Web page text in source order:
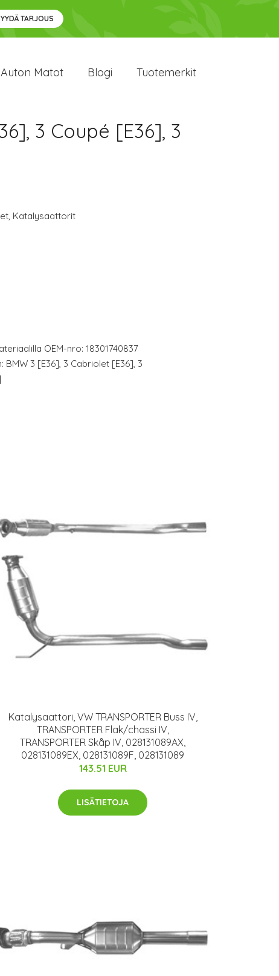
TARJOUS
Auton Matot Blogi Tuotemerkit
3 Coupé [E36], 3
, Katalysaattorit
OEM-nro: 18301740837
BMW 3 [E36], 3 Cabriolet [E36], 3
Katalysaattori, VW TRANSPORTER Buss IV,
TRANSPORTER Flak/chassi IV,
TRANSPORTER Skåp IV, 028131089AX,
028131089EX, 028131089F, 028131089
143.51 EUR
LISÄTIETOJA